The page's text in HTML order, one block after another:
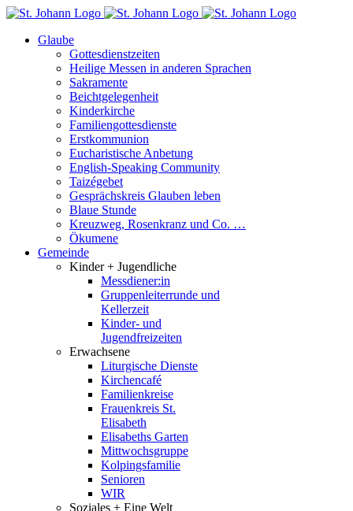
Skip
contentGlaube
Gottesdienstzeiten
Heilige Messen in anderen Sprachen
Sakramente
Beichtgelegenheit
Kinderkirche
Familiengottesdienste
Erstkommunion
Eucharistische Anbetung
English-Speaking Community
Taizégebet
Gesprächskreis Glauben leben
Blaue Stunde
Kreuzweg, Rosenkranz und Co. …
Ökumene
Gemeinde
Kinder + Jugendliche
Messdiener:in
Gruppenleiterrunde und
Kellerzeit
Kinder- und
Jugendfreizeiten
Erwachsene
Liturgische Dienste
Kirchencafé
Familienkreise
Frauenkreis St.
Elisabeth
Elisabeths Garten
Mittwochsgruppe
Kolpingsfamilie
Senioren
WIR
Soziales + Eine Welt